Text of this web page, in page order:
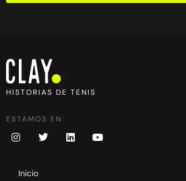
HISTORIAS DE TENIS
ESTAMOS EN:
Inicio